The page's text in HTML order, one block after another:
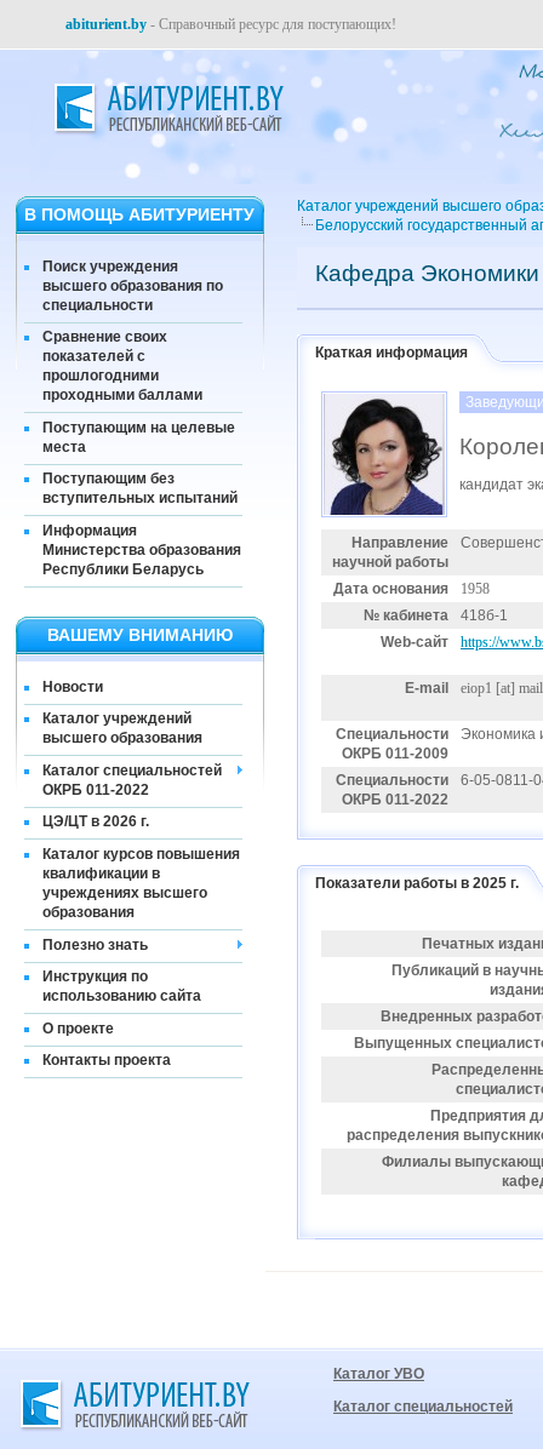
abiturient.by - Справочный ресурс для поступающих!
В ПОМОЩЬ АБИТУРИЕНТУ
Поиск учреждения
высшего образования по
специальности
Сравнение своих
показателей с
прошлогодними
проходными баллами
Поступающим на целевые
места
Поступающим без
вступительных испытаний
Информация
Министерства образования
Республики Беларусь
ВАШЕМУ ВНИМАНИЮ
Новости
Каталог учреждений
высшего образования
Каталог специальностей
ОКРБ 011-2022
ЦЭ/ЦТ в 2026 г.
Каталог курсов повышения
квалификации в
учреждениях высшего
образования
Полезно знать
Инструкция по
использованию сайта
О проекте
Контакты проекта
Каталог учреждений высшего
Белорусский государственный
Кафедра
Краткая информация
кандидат
Направление
научной работы
Дата основания
1958
№ кабинета
418б-1
Web-сайт
https://
E-mail eiop1 [at]
Специальности
ОКРБ 011-2009
Экономика
Специальности
ОКРБ 011-2022
6-05-0811-
Показатели работы в 2025 г.
Печатных
Публикаций в
Внедренных
Выпущенных
Предприятия
распределения
Филиалы
Каталог УВО
Каталог специальностей